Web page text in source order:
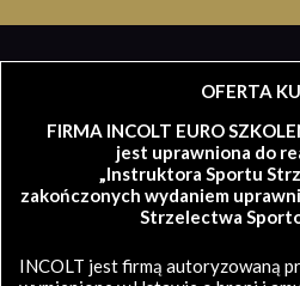
OFERTA
FIRMA INCOLT EURO
jest uprawniona do
„Instruktora Sportu
zakończonych wydaniem
Strzelectwa
INCOLT jest firmą autoryzowaną